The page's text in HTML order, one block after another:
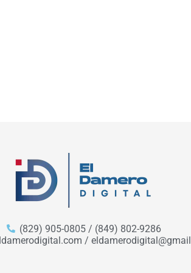
(829) 905-0805 / (849) 802-9286
/